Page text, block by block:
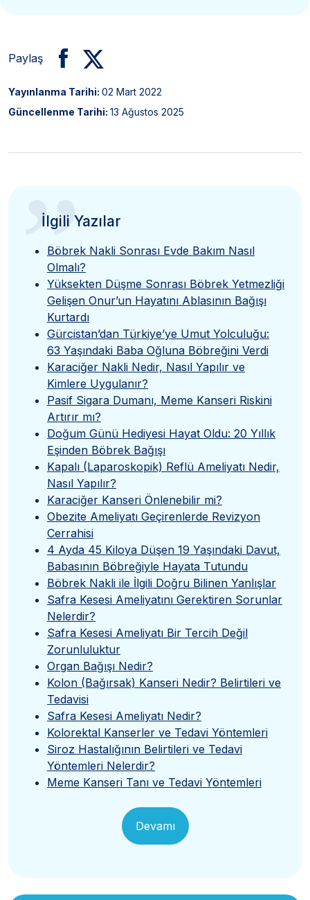
Paylaş
Yayınlanma Tarihi: 02 Mart 2022
Güncellenme Tarihi: 13 Ağustos 2025
”
İlgili Yazılar
Böbrek Nakli Sonrası Evde Bakım Nasıl
Olmalı?
Yüksekten Düşme Sonrası Böbrek Yetmezliği
Gelişen Onur’un Hayatını Ablasının Bağışı
Kurtardı
Gürcistan’dan Türkiye’ye Umut Yolculuğu:
63 Yaşındaki Baba Oğluna Böbreğini Verdi
Karaciğer Nakli Nedir, Nasıl Yapılır ve
Kimlere Uygulanır?
Pasif Sigara Dumanı, Meme Kanseri Riskini
Artırır mı?
Doğum Günü Hediyesi Hayat Oldu: 20 Yıllık
Eşinden Böbrek Bağışı
Kapalı (Laparoskopik) Reflü Ameliyatı Nedir,
Nasıl Yapılır?
Karaciğer Kanseri Önlenebilir mi?
Obezite Ameliyatı Geçirenlerde Revizyon
Cerrahisi
4 Ayda 45 Kiloya Düşen 19 Yaşındaki Davut,
Babasının Böbreğiyle Hayata Tutundu
Böbrek Nakli ile İlgili Doğru Bilinen Yanlışlar
Safra Kesesi Ameliyatını Gerektiren Sorunlar
Nelerdir?
Safra Kesesi Ameliyatı Bir Tercih Değil
Zorunluluktur
Organ Bağışı Nedir?
Kolon (Bağırsak) Kanseri Nedir? Belirtileri ve
Tedavisi
Safra Kesesi Ameliyatı Nedir?
Kolorektal Kanserler ve Tedavi Yöntemleri
Siroz Hastalığının Belirtileri ve Tedavi
Yöntemleri Nelerdir?
Meme Kanseri Tanı ve Tedavi Yöntemleri
Devamı